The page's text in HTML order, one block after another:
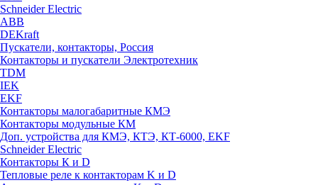
Schneider Electric
ABB
DEKraft
Пускатели, контакторы, Россия
Контакторы и пускатели Электротехник
TDM
IEK
EKF
Контакторы малогабаритные КМЭ
Контакторы модульные КМ
Доп. устройства для КМЭ, КТЭ, КТ-6000, EKF
Schneider Electric
Контакторы К и D
Тепловые реле к контакторам K и D